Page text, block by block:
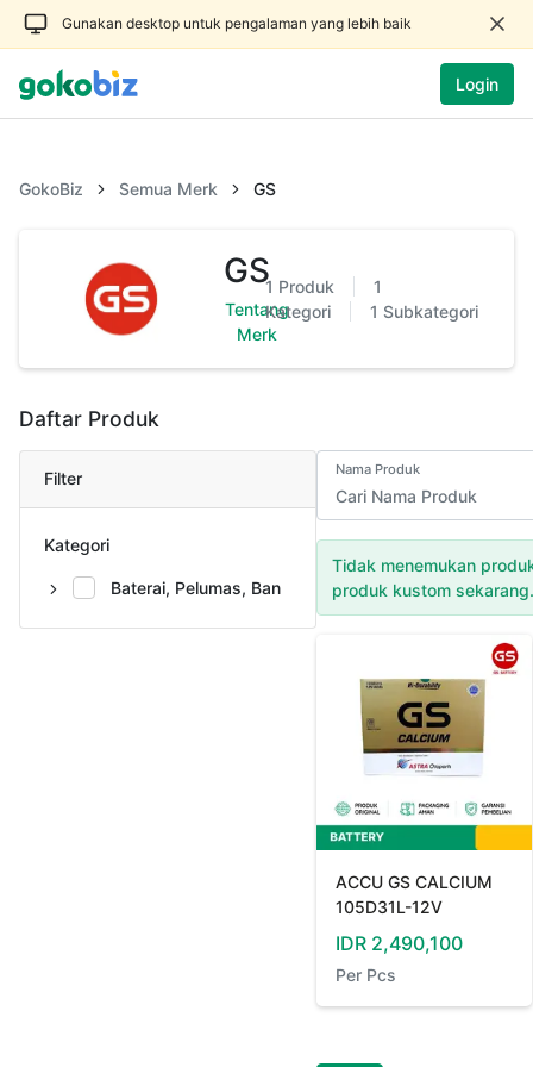
Gunakan desktop untuk pengalaman yang lebih baik
Login
GokoBiz Semua Merk GS
GS
Tentang
Merk
1 Produk
1
Kategori
1 Subkategori
Daftar Produk
Filter
Kategori
Baterai, Pelumas, Ban
Nama Produk
Tidak menemukan
produk kustom sekarang.
ACCU GS CALCIUM
105D31L-12V
IDR 2,490,100
Per Pcs